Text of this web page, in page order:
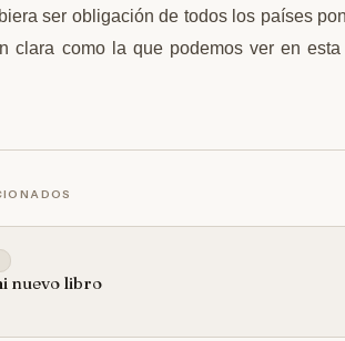
ser obligación de todos los países
clara como la que podemos ver en
nuevo libro